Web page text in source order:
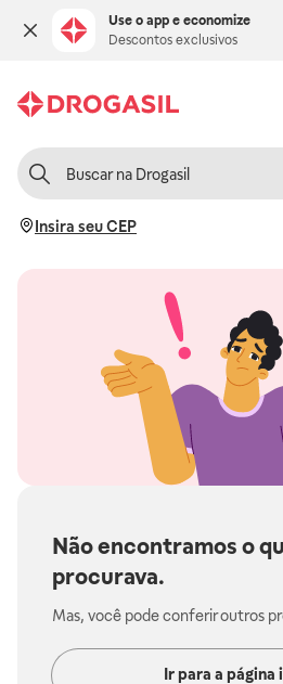
Use o app e economize
Descontos exclusivos
Insira seu CEP
Não encontramos o
procurava.
Mas, você pode conferir outros
Ir para a página